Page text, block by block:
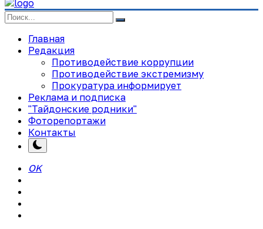
Главная
Редакция
Противодействие коррупции
Противодействие экстремизму
Прокуратура информирует
Реклама и подписка
"Тайдонские родники"
Фоторепортажи
Контакты
OK